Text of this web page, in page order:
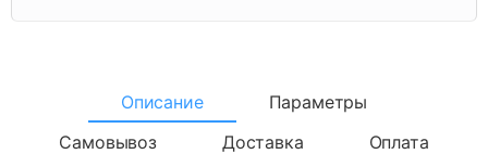
Описание
Параметры
Самовывоз
Доставка Оплата